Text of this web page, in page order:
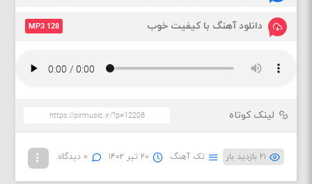
دانلود آهنگ با کیفیت خوب MP3 128
لینک کوتاه
۲۱ بازدید بار تک آهنگ ۲۰ تیر ۱۴۰۲ ۰ دیدگاه